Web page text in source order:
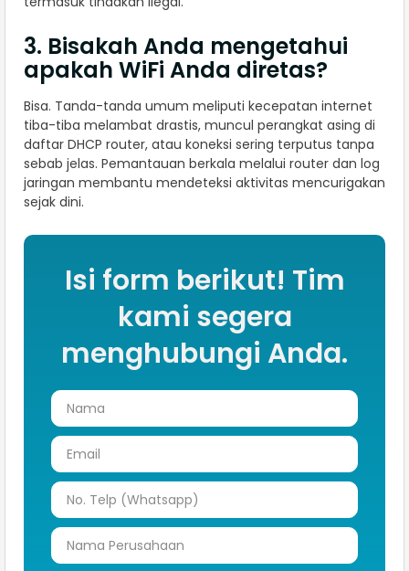
3. Bisakah Anda mengetahui
apakah WiFi Anda diretas?
Bisa. Tanda-tanda umum meliputi kecepatan internet
tiba-tiba melambat drastis, muncul perangkat asing di
daftar DHCP router, atau koneksi sering terputus tanpa
sebab jelas. Pemantauan berkala melalui router dan log
jaringan membantu mendeteksi aktivitas mencurigakan
sejak dini.
Isi form berikut! Tim
kami segera
menghubungi Anda.